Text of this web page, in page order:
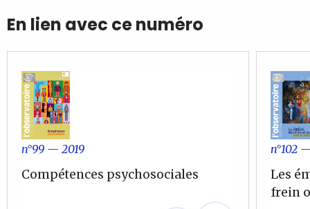
En lien avec ce numéro
n°99 — 2019
Compétences psychosociales
n°102
Les
frein